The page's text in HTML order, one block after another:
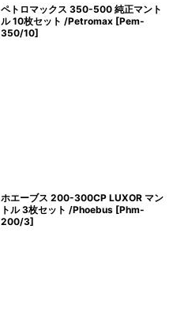
ペトロマックス 350-500 純正マント
ル 10枚セット /Petromax [Pem-
350/10]
ホエーブス 200-300CP LUXOR マン
トル 3枚セット /Phoebus [Phm-
200/3]